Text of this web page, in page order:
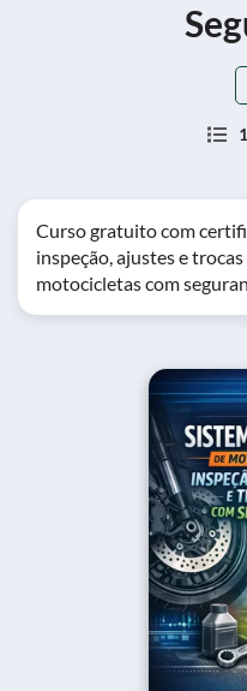
Curso gratuito com
inspeção, ajustes e
motocicletas com